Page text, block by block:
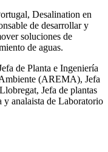
Desalination en
de desarrollar y
soluciones de
de aguas.
de Planta e Ingeniería
(AREMA), Jefa
Jefa de plantas
analaista de Laboratorio